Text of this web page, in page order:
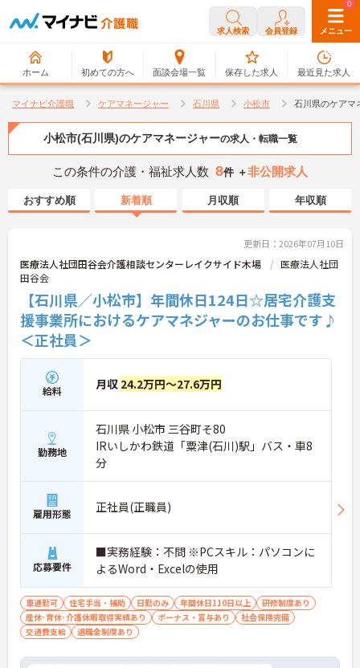
求人検索 会員登録 メニュー
ホーム 初めての方へ 面談会場一覧
0
保存した求人
0
最近見た求人
マイナビ介護職 ケアマネージャー 石川県 小松市 石川県のケアマ
小松市(石川県)のケアマネージャーの求人・転職一覧
この条件の介護・福祉求人数 8件 ＋非公開求人
おすすめ順 新着順 月収順 年収順
更新日：2026年07月10日
医療法人社団田谷会介護相談センターレイクサイド木場
医療法人社団
田谷会
【石川県／小松市】年間休日124日☆居宅介護支
援事業所におけるケアマネジャーのお仕事です♪
＜正社員＞
給料 月収 24.2万円～27.6万円
勤務地
石川県 小松市 三谷町そ80
IRいしかわ鉄道「粟津(石川)駅」バス・車8
分
雇用形態 正社員(正職員)
応募要件
■実務経験：不問 ※PCスキル：パソコンに
よるWord・Excelの使用
車通勤可 住宅手当・補助 日勤のみ 年間休日110日以上
研修制度あり
産休･育休･介護休暇取得実績あり
ボーナス・賞与あり
社会保険完備
交通費支給
退職金制度あり